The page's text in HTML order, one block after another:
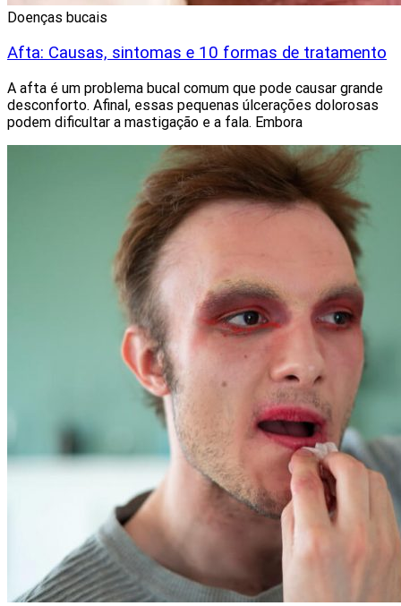
Doenças bucais
Afta: Causas, sintomas e 10 formas de tratamento
A afta é um problema bucal comum que pode causar grande
desconforto. Afinal, essas pequenas úlcerações dolorosas
podem dificultar a mastigação e a fala. Embora